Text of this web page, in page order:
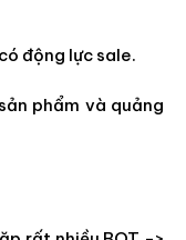
động lực sale.
phẩm và quảng